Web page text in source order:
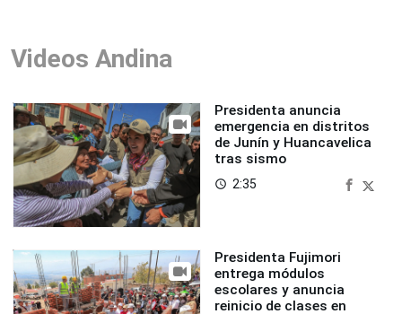
Videos Andina
Presidenta anuncia
emergencia en distritos
de Junín y Huancavelica
tras sismo
access_time 2:35
Presidenta Fujimori
entrega módulos
escolares y anuncia
reinicio de clases en